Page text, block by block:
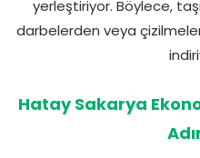
yerleştiriyor. Böylece,
darbelerden veya
Hatay Sakarya